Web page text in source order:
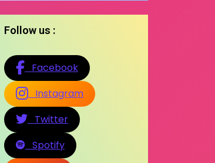
Follow us :
Facebook
Instagram
Twitter
Spotify